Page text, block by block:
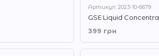
Артикул: 2023-10-6679
399 грн